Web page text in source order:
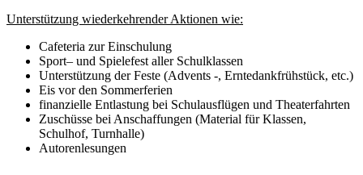
Unterstützung wiederkehrender Aktionen wie:
Cafeteria zur Einschulung
Sport– und Spielefest aller Schulklassen
Unterstützung der Feste (Advents -, Erntedankfrühstück, etc.)
Eis vor den Sommerferien
finanzielle Entlastung bei Schulausflügen und Theaterfahrten
Zuschüsse bei Anschaffungen (Material für Klassen,
Schulhof, Turnhalle)
Autorenlesungen